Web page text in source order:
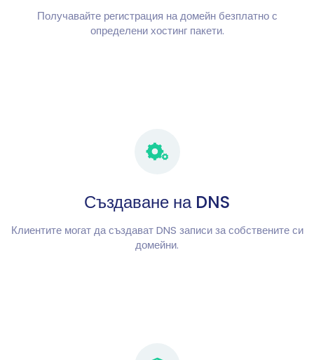
Получавайте регистрация на домейн безплатно с
определени хостинг пакети.
Създаване на DNS
Клиентите могат да създават DNS записи за собствените си
домейни.